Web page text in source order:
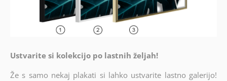
Ustvarite si kolekcijo po lastnih željah!
Že s samo nekaj plakati si lahko ustvarite lastno galerijo!